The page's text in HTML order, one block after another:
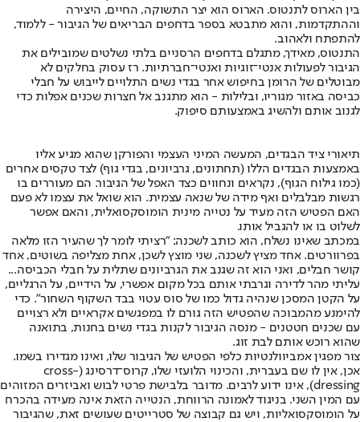
בין הארוס לתנטוס. הארוס הוא יצר התשוקה, החיים, היצירה
וההתקדמות, והוא מתבטא בספר בדחפים הבריאים של הגיבור - ללמוד,
להתפתח ולאהוב.
התנטוס, מאידך, מתגלם בדחפים הרסניים בלתי נשלטים שמובילים את
הגיבור לפעולות אנטי־זוגיות ואנטי־חברתיות. רז עסוק בחלקים לא
מבוטלים של הרומן בחיפוש אחר בגדי נשים התלויים לייבוש על חבלי
כביסה באזור מגוריו, ובלילות - הוא מתגנב אל חצרות שכנים אפלות כדי
לגנוב אותם ולהשיג באמצעותם סיפוק.
תיאורי ציד הבגדים, המעשה המיני העצמי והפורקן שהוא מגיע אליו
באמצעות הבגדים הללו (תחתונים, גרביונים, בגדי גוף) לצד טקסים אחרים
(כמו גילוח הגוף), נקראים ונחווים כצד האפל של הגיבור. הם מעוררים בו
רגשות מבלבלים ואף מידה של שנאה עצמית. הוא שואל את עצמו לא פעם
האם הפטיש הזה מעיד על נטייה מינית הומוסקסואלית, והאם אפשר
לשלוט בו או להגביל אותו.
במכתב שאינו נשלח, הוא כותב לשכנה: "רציתי לומר לך שהעיר הזו מלאה
בפרוורטים. אחד מציץ לשכנה, שני מוצץ לשכן, אחת מצליפה בשוטים, אחד
קושר חבלים, ואני הוא זה שגנב את הגרביונים שתלית על חבלי הכביסה...
עליתי מהר לדירה וגרבתי אותם בכל מקום אפשרי, על הידיים, על הרגליים,
על הקטן המסכן שנהיה גדול כמו של סוס עטוי בבד השקוף השחור". כדי
להימנע מהמבוכה שהפטיש הזה גורם לו במפגשים אקראיים ולא רצויים
עם שכנים חטטנים - מנסה הגיבור לקנות בגדי נשים בחנות, בתואנה
שהוא רוכש אותם לבת זוג.
צור מפגין אמביוולנטיות כלפי הפטיש של הגיבור שלו, ואינו מגדירו בשמו.
אכן, אין לו שם בעברית, והכינוי הלועזי שלו, קרוס־דרסינג (cross-
dressing), אינו ידוע לרבים. מדובר בלבישת פרטי לבוש ואביזרים המזוהים
עם המין השני. בניגוד לאמונה הרווחת, הנטייה הזאת אינה מעידה בהכרח
על הומוסקסואליות, ויש גם קבוצה של סטרייטים שעושים זאת, שהגיבור